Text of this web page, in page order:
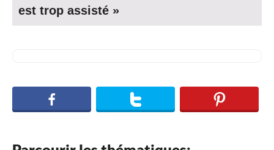
est trop assisté »